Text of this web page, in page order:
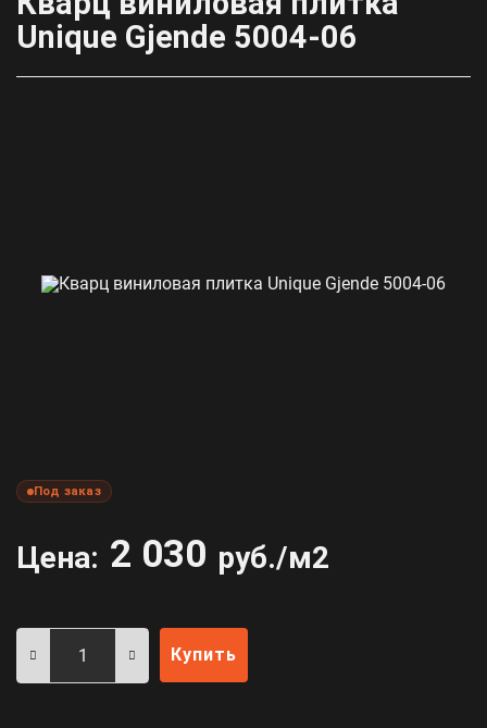
Unique Gjende 5004-06
Под заказ
Цена: 2 030 руб./м2
Купить